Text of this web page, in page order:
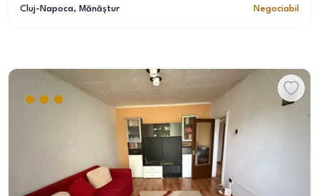
Cluj-Napoca, Mănăștur Negociabil